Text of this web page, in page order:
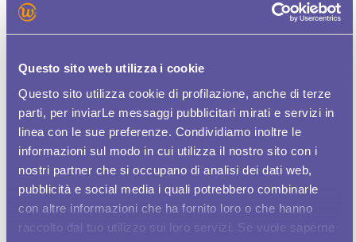
Questo sito web utilizza i cookie
Questo sito utilizza cookie di profilazione, anche di terze
parti, per inviarLe messaggi pubblicitari mirati e servizi in
linea con le sue preferenze. Condividiamo inoltre le
informazioni sul modo in cui utilizza il nostro sito con i
nostri partner che si occupano di analisi dei dati web,
pubblicità e social media i quali potrebbero combinarle
con altre informazioni che ha fornito loro o che hanno
raccolto dal tuo utilizzo sui loro servizi. Se vuole saperne
BUSINESS
RICHMOND ITALIA E WOMEN AT
BUSINESS
IBM SKILLSBUILD SUMMER CAMP!